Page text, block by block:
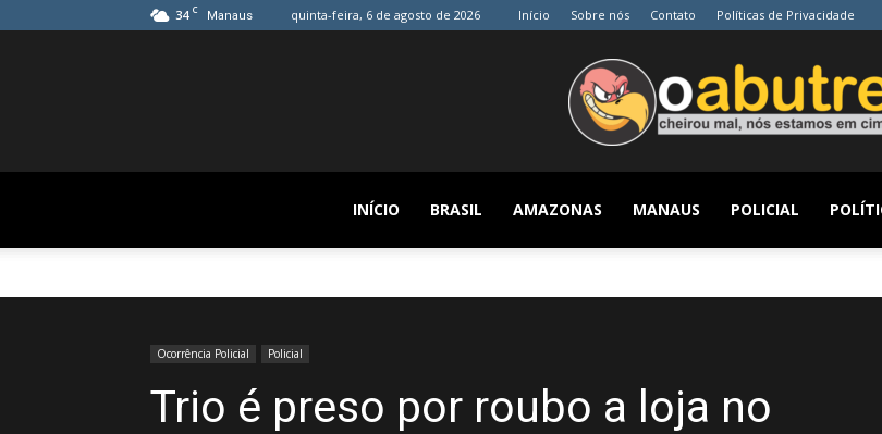
34 C Manaus quinta-feira, 6 de agosto de 2026 Início Sobre nós Contato Políticas de Privacidade
O
INÍCIO BRASIL AMAZONAS MANAUS POLICIAL
Ocorrência Policial Policial
Trio é preso por roubo a loja no